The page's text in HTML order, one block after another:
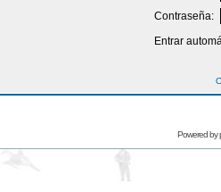
Contraseña:
Entrar
Powered by